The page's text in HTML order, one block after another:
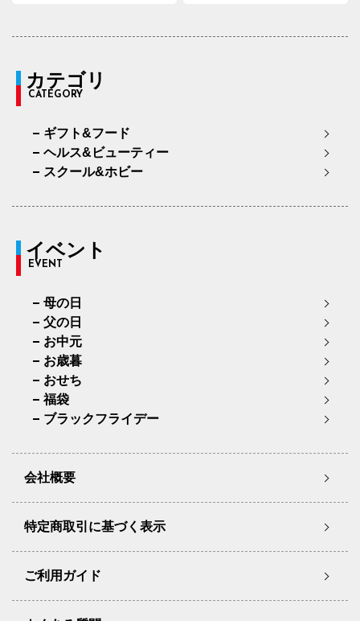
カテゴリ
CATEGORY
ギフト&フード
ヘルス&ビューティー
スクール&ホビー
イベント
EVENT
母の日
父の日
お中元
お歳暮
おせち
福袋
ブラックフライデー
会社概要
特定商取引に基づく表示
ご利用ガイド